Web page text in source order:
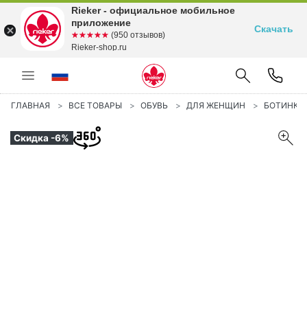
ГЛАВНАЯ ВСЕ ТОВАРЫ ОБУВЬ ДЛЯ ЖЕНЩИН БОТИНКИ
Скидка -6%
Rieker - официальное мобильное
приложение
☆☆☆☆☆
★★★★★ (950 отзывов)
Rieker-shop.ru
Скачать